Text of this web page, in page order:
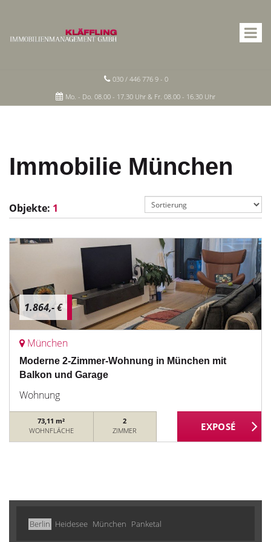
030 / 446 776 9 - 0
Mo. - Do. 08.00 - 17.30 Uhr & Fr. 08.00 - 16.30 Uhr
Immobilie München
Objekte: 1
1.864,- €
München
Moderne 2-Zimmer-Wohnung in München mit
Balkon und Garage
Wohnung
73,11 m²
WOHNFLÄCHE
2
ZIMMER
Berlin Heidesee München Panketal